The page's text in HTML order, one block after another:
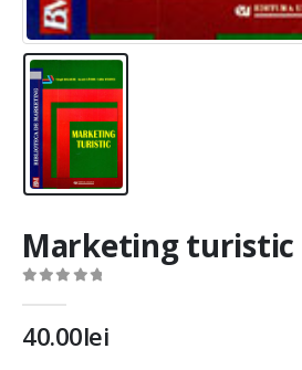
Marketing turistic
40.00lei